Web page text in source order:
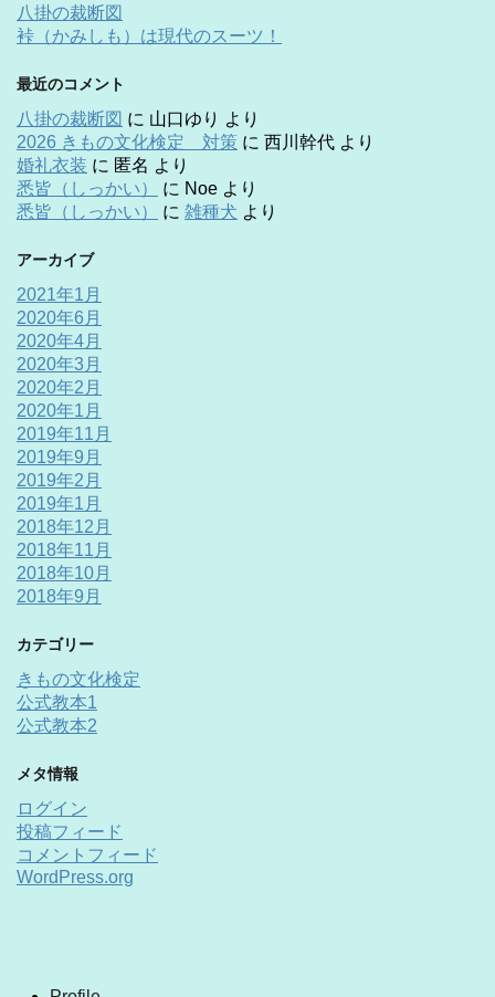
八掛の裁断図
裃（かみしも）は現代のスーツ！
最近のコメント
八掛の裁断図 に 山口ゆり より
2026 きもの文化検定 対策 に 西川幹代 より
婚礼衣装 に 匿名 より
悉皆（しっかい）
に Noe より
悉皆（しっかい）
に 雑種犬 より
アーカイブ
2021年1月
2020年6月
2020年4月
2020年3月
2020年2月
2020年1月
2019年11月
2019年9月
2019年2月
2019年1月
2018年12月
2018年11月
2018年10月
2018年9月
カテゴリー
きもの文化検定
公式教本1
公式教本2
メタ情報
ログイン
投稿フィード
コメントフィード
WordPress.org